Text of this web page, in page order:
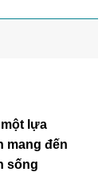
một lựa
mang đến
sống